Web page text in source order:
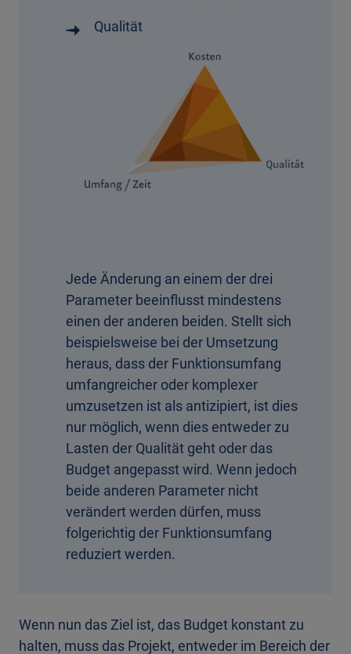
Qualität
Jede Änderung an einem der drei
Parameter beeinflusst mindestens
einen der anderen beiden. Stellt sich
beispielsweise bei der Umsetzung
heraus, dass der Funktionsumfang
umfangreicher oder komplexer
umzusetzen ist als antizipiert, ist dies
nur möglich, wenn dies entweder zu
Lasten der Qualität geht oder das
Budget angepasst wird. Wenn jedoch
beide anderen Parameter nicht
verändert werden dürfen, muss
folgerichtig der Funktionsumfang
reduziert werden.
Wenn nun das Ziel ist, das Budget konstant zu
halten, muss das Projekt, entweder im Bereich der